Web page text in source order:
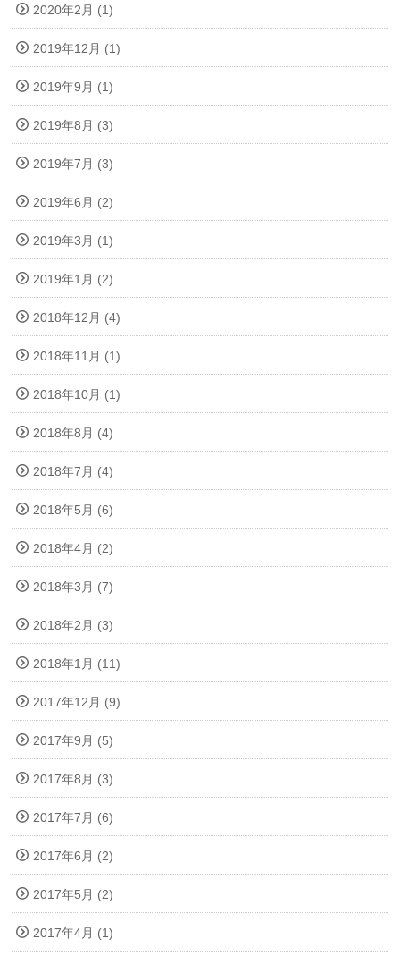
2020年2月 (1)
2019年12月 (1)
2019年9月 (1)
2019年8月 (3)
2019年7月 (3)
2019年6月 (2)
2019年3月 (1)
2019年1月 (2)
2018年12月 (4)
2018年11月 (1)
2018年10月 (1)
2018年8月 (4)
2018年7月 (4)
2018年5月 (6)
2018年4月 (2)
2018年3月 (7)
2018年2月 (3)
2018年1月 (11)
2017年12月 (9)
2017年9月 (5)
2017年8月 (3)
2017年7月 (6)
2017年6月 (2)
2017年5月 (2)
2017年4月 (1)